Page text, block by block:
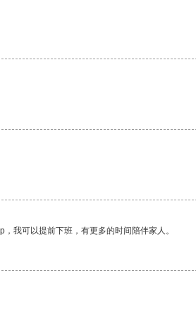
我可以提前下班，有更多的时间陪伴家人。